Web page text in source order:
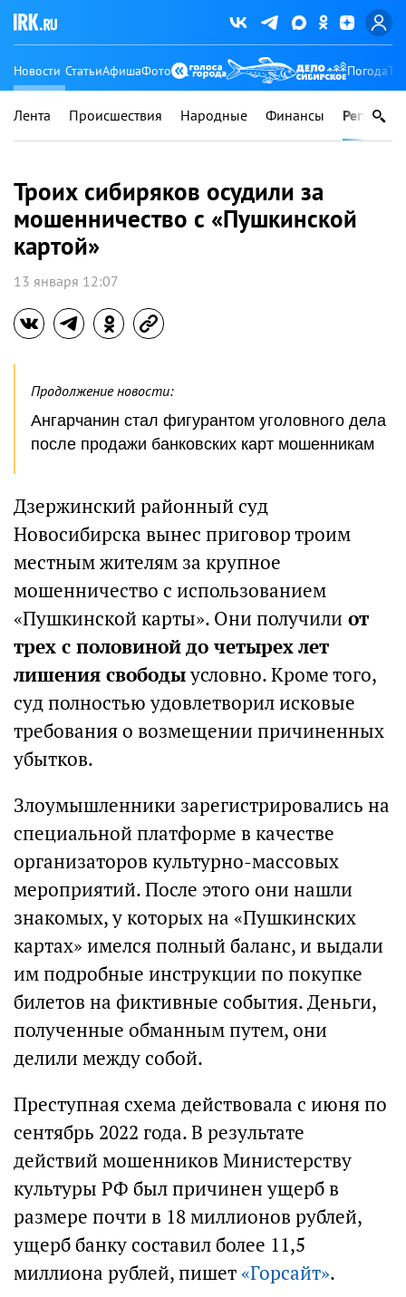
Новости СтатьиАфишаФото Погода
Лента Происшествия Народные Финансы Регионы
Троих сибиряков осудили за
мошенничество с «Пушкинской
картой»
13 января 12:07
Продолжение новости:
Ангарчанин стал фигурантом уголовного дела
после продажи банковских карт мошенникам
Дзержинский районный суд
Новосибирска вынес приговор троим
местным жителям за крупное
мошенничество с использованием
«Пушкинской карты». Они получили от
трех с половиной до четырех лет
лишения свободыусловно. Кроме того,
суд полностью удовлетворил исковые
требования о возмещении причиненных
убытков.
Злоумышленники зарегистрировались на
специальной платформе в качестве
организаторов культурно-массовых
мероприятий. После этого они нашли
знакомых, у которых на «Пушкинских
картах» имелся полный баланс, и выдали
им подробные инструкции по покупке
билетов на фиктивные события. Деньги,
полученные обманным путем, они
делили между собой.
Преступная схема действовала с июня по
сентябрь 2022 года. В результате
действий мошенников Министерству
культуры РФ был причинен ущерб в
размере почти в 18 миллионов рублей,
ущерб банку составил более 11,5
миллиона рублей, пишет«Горсайт».